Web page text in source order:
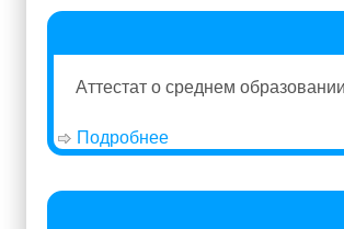
Аттестат о среднем
Подробнее